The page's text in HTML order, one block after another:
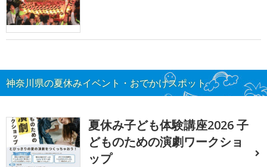
神奈川県の夏休みイベント・おでかけスポット
夏休み子ども体験講座2026 子
どものための演劇ワークショ
ップ